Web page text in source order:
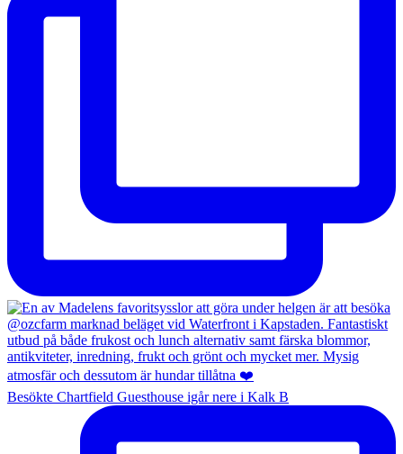
Besökte Chartfield Guesthouse igår nere i Kalk B